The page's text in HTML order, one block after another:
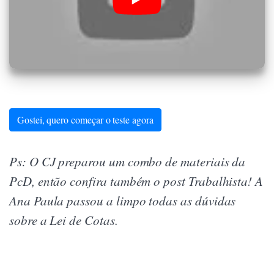
Gostei, quero começar o teste agora
Ps: O CJ preparou um combo de materiais da
PcD, então confira também o post Trabalhista! A
Ana Paula passou a limpo todas as dúvidas
sobre a Lei de Cotas.